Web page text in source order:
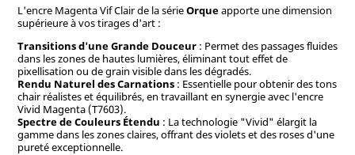
L'encre Magenta Vif Clair de la sérieOrqueapporte une dimension
supérieure à vos tirages d'art :
Transitions d'une Grande Douceur: Permet des passages fluides
dans les zones de hautes lumières, éliminant tout effet de
pixellisation ou de grain visible dans les dégradés.
Rendu Naturel des Carnations: Essentielle pour obtenir des tons
chair réalistes et équilibrés, en travaillant en synergie avec l'encre
Vivid Magenta (T7603).
Spectre de Couleurs Étendu : La technologie "Vivid" élargit la
gamme dans les zones claires, offrant des violets et des roses d'une
pureté exceptionnelle.